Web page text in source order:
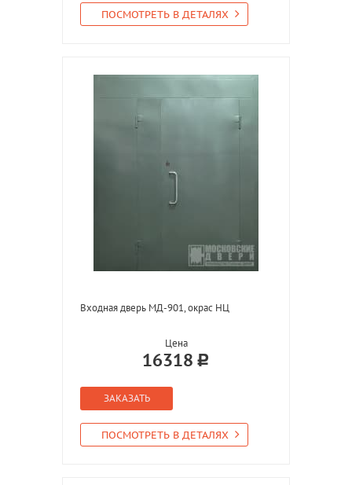
ПОСМОТРЕТЬ В ДЕТАЛЯХ
Входная дверь МД-901, окрас НЦ
Цена
16318
ЗАКАЗАТЬ
ПОСМОТРЕТЬ В ДЕТАЛЯХ